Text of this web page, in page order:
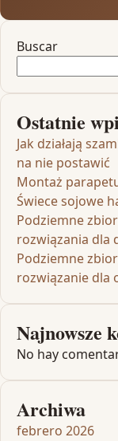
Buscar
Ostatnie
Jak działają
na nie postawić
Montaż
Świece sojowe
Podziemne
rozwiązania dla
Podziemne
rozwiązanie dla
Najnowsze
No hay
Archiwa
febrero 2026